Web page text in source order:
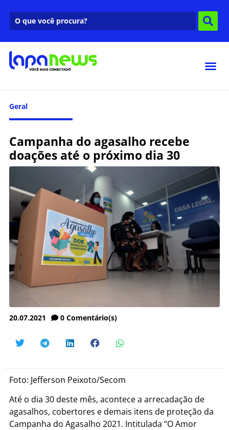
Geral
Campanha do agasalho recebe
doações até o próximo dia 30
20.07.2021 0 Comentário(s)
Foto: Jefferson Peixoto/Secom
Até o dia 30 deste mês, acontece a arrecadação de
agasalhos, cobertores e demais itens de proteção da
Campanha do Agasalho 2021. Intitulada “O Amor